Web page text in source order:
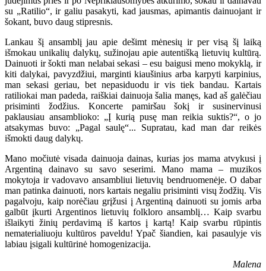
su „Ratilio“, ir galiu pasakyti, kad jausmas, apimantis dainuojant ir
šokant, buvo daug stipresnis.
Lankau šį ansamblį jau apie dešimt mėnesių ir per visą šį laiką
išmokau unikalių dalykų, sužinojau apie autentišką lietuvių kultūrą.
Dainuoti ir šokti man nelabai sekasi – esu baigusi meno mokyklą, ir
kiti dalykai, pavyzdžiui, marginti kiaušinius arba karpyti karpinius,
man sekasi geriau, bet nepasiduodu ir vis tiek bandau. Kartais
ratiliokai man padeda, raiškiai dainuoja šalia manęs, kad aš galėčiau
prisiminti žodžius. Koncerte pamiršau šokį ir susinervinusi
paklausiau ansamblioko: „Į kurią pusę man reikia suktis?“, o jo
atsakymas buvo: „Pagal saulę“... Supratau, kad man dar reikės
išmokti daug dalykų.
Mano močiutė visada dainuoja dainas, kurias jos mama atvykusi į
Argentiną dainavo su savo seserimi. Mano mama – muzikos
mokytoja ir vadovavo ansambliui lietuvių bendruomenėje. O dabar
man patinka dainuoti, nors kartais negaliu prisiminti visų žodžių. Vis
pagalvoju, kaip norėčiau grįžusi į Argentiną dainuoti su jomis arba
galbūt įkurti Argentinos lietuvių folkloro ansamblį… Kaip svarbu
išlaikyti žinių perdavimą iš kartos į kartą! Kaip svarbu rūpintis
nematerialiuoju kultūros paveldu! Ypač šiandien, kai pasaulyje vis
labiau įsigali kultūrinė homogenizacija.
Malena